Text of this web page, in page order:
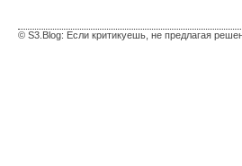
© S3.Blog: Если критикуешь, не предлагая